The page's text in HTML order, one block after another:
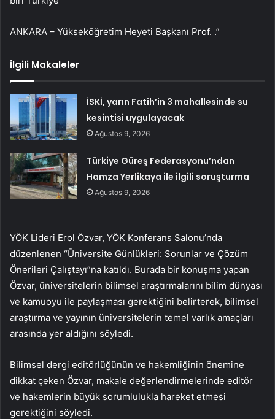
ANKARA – Yükseköğretim Heyeti Başkanı Prof. .”
İlgili Makaleler
İSKİ, yarın Fatih’in 3 mahallesinde su
kesintisi uygulayacak
Ağustos 9, 2026
Türkiye Güreş Federasyonu’ndan
Hamza Yerlikaya ile ilgili soruşturma
Ağustos 9, 2026
YÖK Lideri Erol Özvar, YÖK Konferans Salonu’nda
düzenlenen “Üniversite Günlükleri: Sorunlar ve Çözüm
Önerileri Çalıştayı”na katıldı. Burada bir konuşma yapan
Özvar, üniversitelerin bilimsel araştırmalarını bilim dünyası
ve kamuoyu ile paylaşması gerektiğini belirterek, bilimsel
araştırma ve yayının üniversitelerin temel varlık amaçları
arasında yer aldığını söyledi.
Bilimsel dergi editörlüğünün ve hakemliğinin önemine
dikkat çeken Özvar, makale değerlendirmelerinde editör
ve hakemlerin büyük sorumlulukla hareket etmesi
gerektiğini söyledi.